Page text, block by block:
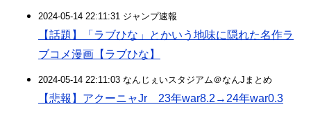
2024-05-14 22:11:31 ジャンプ速報
【話題】「ラブひな」とかいう地味に隠れた名作ラ
ブコメ漫画【ラブひな】
2024-05-14 22:11:03 なんじぇいスタジアム＠なんJまとめ
【悲報】アクーニャJr 23年war8.2→24年war0.3